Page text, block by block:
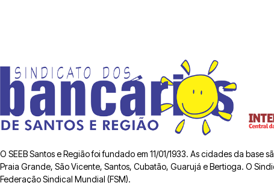
O SEEB Santos e Região foi fundado em 11/01/1933. As cidades da base
Praia Grande, São Vicente, Santos, Cubatão, Guarujá e Bertioga. O
Federação Sindical Mundial (FSM).